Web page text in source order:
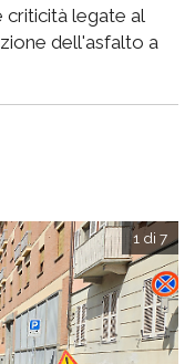
legate al
dell'asfalto a
1 di 7